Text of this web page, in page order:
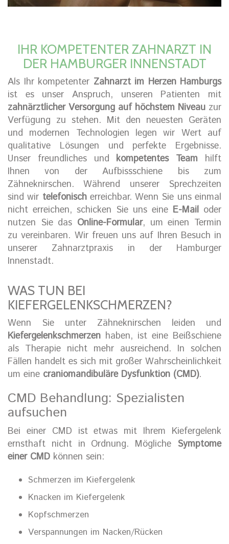
IHR KOMPETENTER ZAHNARZT IN
DER HAMBURGER INNENSTADT
Als Ihr kompetenter Zahnarzt im Herzen Hamburgs
ist es unser Anspruch, unseren Patienten mit
zahnärztlicher Versorgung auf höchstem Niveau zur
Verfügung zu stehen. Mit den neuesten Geräten
und modernen Technologien legen wir Wert auf
qualitative Lösungen und perfekte Ergebnisse.
Unser freundliches und kompetentes Team hilft
Ihnen von der Aufbissschiene bis zum
Zähneknirschen. Während unserer Sprechzeiten
sind wir telefonischerreichbar. Wenn Sie uns einmal
nicht erreichen, schicken Sie uns eine E-Mail oder
nutzen Sie das Online-Formular, um einen Termin
zu vereinbaren. Wir freuen uns auf Ihren Besuch in
unserer Zahnarztpraxis in der Hamburger
Innenstadt.
WAS TUN BEI
KIEFERGELENKSCHMERZEN?
Wenn Sie unter Zähneknirschen leiden und
Kiefergelenkschmerzen haben, ist eine Beißschiene
als Therapie nicht mehr ausreichend. In solchen
Fällen handelt es sich mit großer Wahrscheinlichkeit
um eine craniomandibuläre Dysfunktion (CMD).
CMD Behandlung: Spezialisten
aufsuchen
Bei einer CMD ist etwas mit Ihrem Kiefergelenk
ernsthaft nicht in Ordnung. Mögliche Symptome
einer CMD können sein:
Schmerzen im Kiefergelenk
Knacken im Kiefergelenk
Kopfschmerzen
Verspannungen im Nacken/Rücken